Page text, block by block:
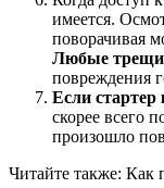
имеется.
поворачивая
Любые
повреждения
Если стартер
скорее всего
произошло
Читайте также: Как